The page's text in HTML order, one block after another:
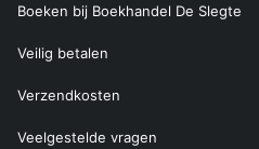
Boeken bij Boekhandel De Slegte
Veilig betalen
Verzendkosten
Veelgestelde vragen